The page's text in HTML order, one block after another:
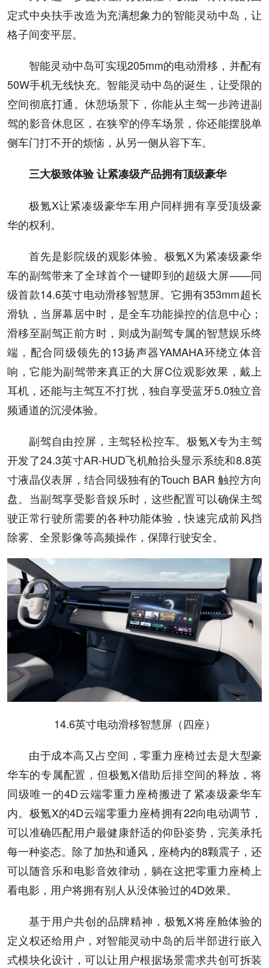
定式中央扶手改造为充满想象力的智能灵动中岛，让
格子间变平层。
智能灵动中岛可实现205mm的电动滑移，并配有
50W手机无线快充。智能灵动中岛的诞生，让受限的
空间彻底打通。休憩场景下，你能从主驾一步跨进副
驾的影音休息区，在狭窄的停车场景，你还能摆脱单
侧车门打不开的烦恼，从另一侧从容下车。
三大极致体验 让紧凑级产品拥有顶级豪华
极氪X让紧凑级豪华车用户同样拥有享受顶级豪
华的权利。
首先是影院级的观影体验。极氪X为紧凑级豪华
车的副驾带来了全球首个一键即到的超级大屏——同
级首款14.6英寸电动滑移智慧屏。它拥有353mm超长
滑轨，当屏幕居中时，是全车功能操控的信息中心；
滑移至副驾正前方时，则成为副驾专属的智慧娱乐终
端，配合同级领先的13扬声器YAMAHA环绕立体音
响，它能为副驾带来真正的大屏C位观影效果，戴上
耳机，还能与主驾互不打扰，独自享受蓝牙5.0独立音
频通道的沉浸体验。
副驾自由控屏，主驾轻松控车。极氪X专为主驾
开发了24.3英寸AR-HUD飞机舱抬头显示系统和8.8英
寸液晶仪表屏，结合同级独有的Touch BAR 触控方向
盘。当副驾享受影音娱乐时，这些配置可以确保主驾
驶正常行驶所需要的各种功能体验，快速完成前风挡
除雾、全景影像等高频操作，保障行驶安全。
14.6英寸电动滑移智慧屏（四座）
由于成本高又占空间，零重力座椅过去是大型豪
华车的专属配置，但极氪X借助后排空间的释放，将
同级唯一的4D云端零重力座椅搬进了紧凑级豪华车
内。极氪X的4D云端零重力座椅拥有22向电动调节，
可以准确匹配用户最健康舒适的仰卧姿势，完美承托
每一种姿态。除了加热和通风，座椅内的8颗震子，还
可以随音乐和电影音效律动，躺在这把零重力座椅上
看电影，用户将拥有别人从没体验过的4D效果。
基于用户共创的品牌精神，极氪X将座舱体验的
定义权还给用户，对智能灵动中岛的后半部进行嵌入
式模块化设计，可以让用户根据场景需求共创可拆装